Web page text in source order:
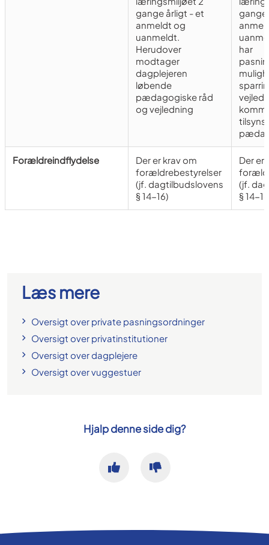
gange årligt - et
anmeldt og
uanmeldt.
Herudover
modtager
dagplejeren
løbende
pædagogiske råd
og vejledning
gange
har
Forældreindflydelse
Der er krav om
forældrebestyrelser
(jf. dagtilbudslovens
§ 14-16)
Der er
(jf.
§ 14-
Læs mere
Oversigt over private pasningsordninger
Oversigt over privatinstitutioner
Oversigt over dagplejere
Oversigt over vuggestuer
Hjalp denne side dig?